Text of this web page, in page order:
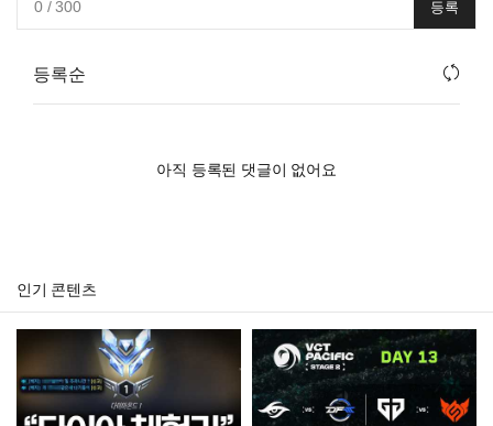
0/ 300 등록
등록순
아직 등록된 댓글이 없어요
인기 콘텐츠